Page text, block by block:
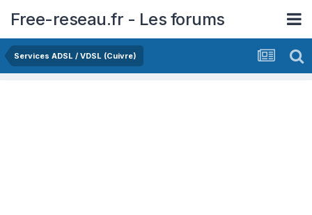
Free-reseau.fr - Les forums
Services ADSL / VDSL (Cuivre)